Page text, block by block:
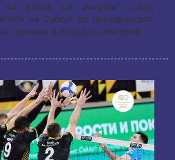
на екипа са „мъртви“. сега,
на Сургут да презареждат:
премина в безрадостен край.